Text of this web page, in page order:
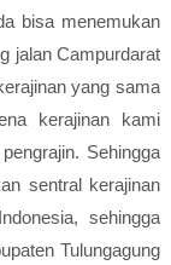
bisa menemukan
jalan Campurdarat
yang sama
kerajinan kami
Sehingga
sentral kerajinan
sehingga
Tulungagung